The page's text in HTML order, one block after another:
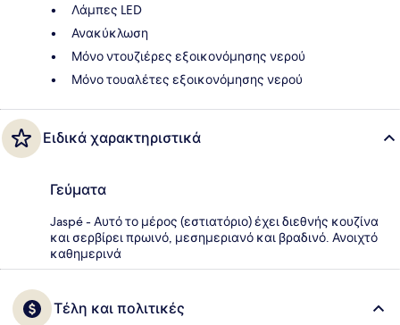
Λάμπες LED
Ανακύκλωση
Μόνο ντουζιέρες εξοικονόμησης νερού
Μόνο τουαλέτες εξοικονόμησης νερού
Ειδικά χαρακτηριστικά
Γεύματα
Jaspé - Αυτό το μέρος (εστιατόριο) έχει διεθνής κουζίνα
και σερβίρει πρωινό, μεσημεριανό και βραδινό. Ανοιχτό
καθημερινά
Τέλη και πολιτικές